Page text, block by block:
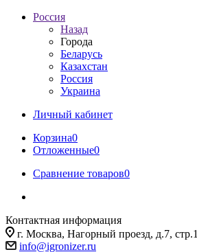
Россия
Назад
Города
Беларусь
Казахстан
Россия
Украина
Личный кабинет
Корзина0
Отложенные0
Сравнение товаров0
Контактная информация
г. Москва, Нагорный проезд, д.7, стр.1
info@igronizer.ru